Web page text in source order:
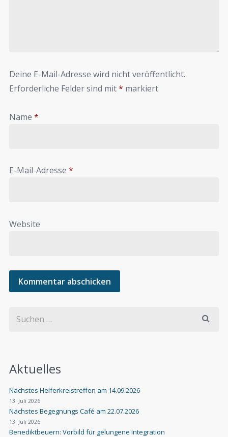
Deine E-Mail-Adresse wird nicht veröffentlicht.
Erforderliche Felder sind mit* markiert
Name *
E-Mail-Adresse *
Website
Aktuelles
Nächstes Helferkreistreffen am 14.09.2026
13. Juli 2026
Nächstes Begegnungs Café am 22.07.2026
13. Juli 2026
Benediktbeuern: Vorbild für gelungene Integration